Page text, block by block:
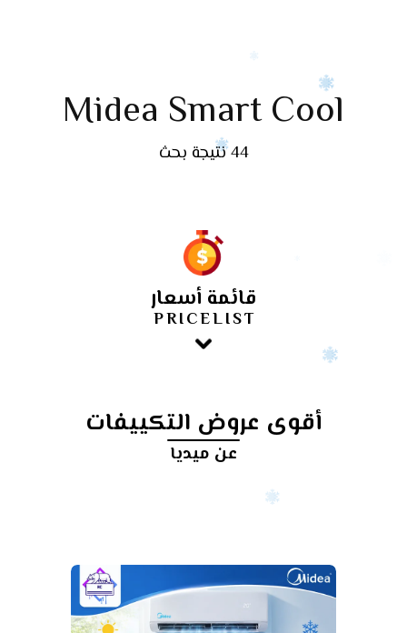
Midea Smart Cool
44 نتيجة بحث
قائمة أسعار
PRICELIST
أقوى عروض التكييفات
عن ميديا